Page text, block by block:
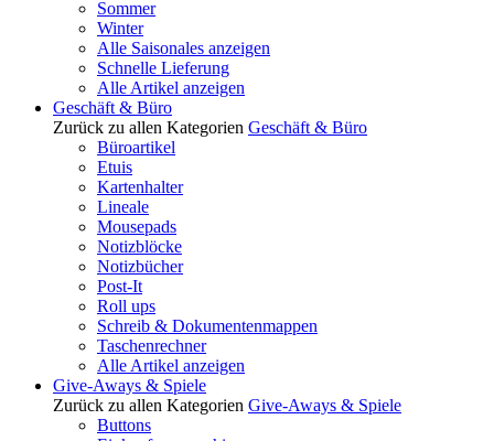
Sommer
Winter
Alle Saisonales anzeigen
Schnelle Lieferung
Alle Artikel anzeigen
Geschäft & Büro
Zurück zu allen Kategorien Geschäft & Büro
Büroartikel
Etuis
Kartenhalter
Lineale
Mousepads
Notizblöcke
Notizbücher
Post-It
Roll ups
Schreib & Dokumentenmappen
Taschenrechner
Alle Artikel anzeigen
Give-Aways & Spiele
Zurück zu allen Kategorien Give-Aways & Spiele
Buttons